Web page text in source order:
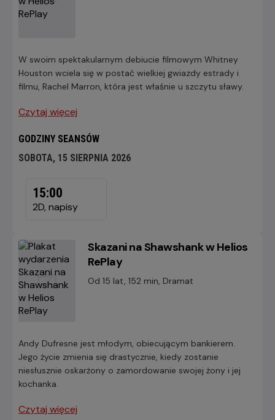
W swoim spektakularnym debiucie filmowym Whitney
Houston wciela się w postać wielkiej gwiazdy estrady i
filmu, Rachel Marron, która jest właśnie u szczytu sławy.
Czytaj więcej
GODZINY SEANSÓW
SOBOTA, 15 SIERPNIA 2026
SIERPNIA
2026
15:00
2D, napisy
Skazani na Shawshank w Helios
RePlay
Od 15 lat, 152 min, Dramat
Andy Dufresne jest młodym, obiecującym bankierem.
Jego życie zmienia się drastycznie, kiedy zostanie
niesłusznie oskarżony o zamordowanie swojej żony i jej
kochanka.
Czytaj więcej